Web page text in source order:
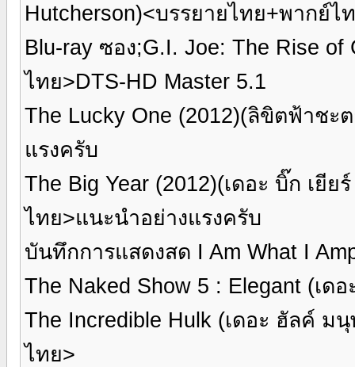
Hutcherson)<บรรยายไทย+พากย์ไ
Blu-ray ซอง;G.I. Joe: The Rise
ไทย>DTS-HD Master 5.1
The Lucky One (2012)(ลิขิตฟ้าชะ
แรงครับ
The Big Year (2012)(เดอะ บิ๊ก เยี
ไทย>แนะนำอย่างแรงครับ
บันทึกการแสดงสด I Am What I
The Naked Show 5 : Elegant (เด
The Incredible Hulk (เดอะ ฮัลค์ ม
ไทย>